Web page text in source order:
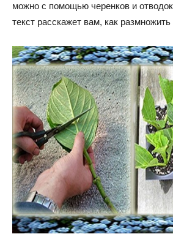
можно с помощью черенков и
текст расскажет вам, как размножить